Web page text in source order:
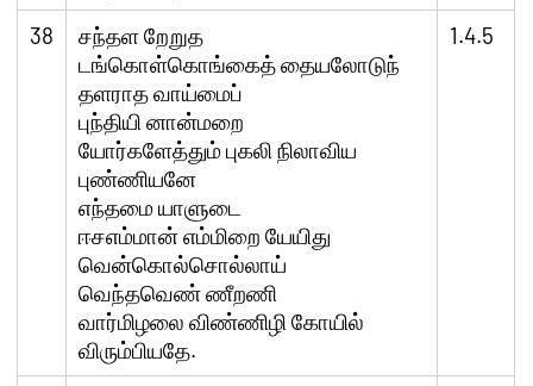
38
சந்தள றேறுத
டங்கொள்கொங்கைத் தையலோடுந்
தளராத வாய்மைப்
புந்தியி னான்மறை
யோர்களேத்தும் புகலி நிலாவிய
புண்ணியனே
எந்தமை யாளுடை
ஈசஎம்மான் எம்மிறை யேயிது
வென்கொல்சொல்லாய்
வெந்தவெண் ணீறணி
வார்மிழலை விண்ணிழி கோயில்
விரும்பியதே.
1.4.5